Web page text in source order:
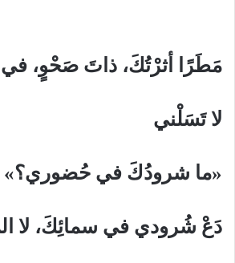
مَطَرًا أثرْتُكَ، ذاتَ صَحْوٍ، في
لا تَسَلْني
«ما شرودُكَ في حُضوري؟»
دَعْ شُرودي في سمائِكَ، لا